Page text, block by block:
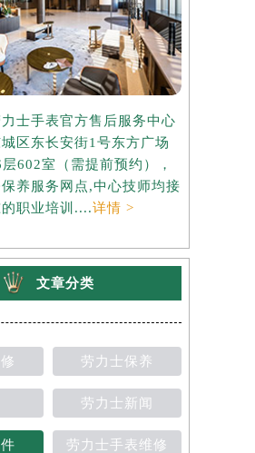
士手表官方售后服务中心
区东长安街1号东方广场
602室（需提前预约），
养服务网点,中心技师均接
职业培训....详情 >
文章分类
劳力士保养
劳力士新闻
劳力士手表维修